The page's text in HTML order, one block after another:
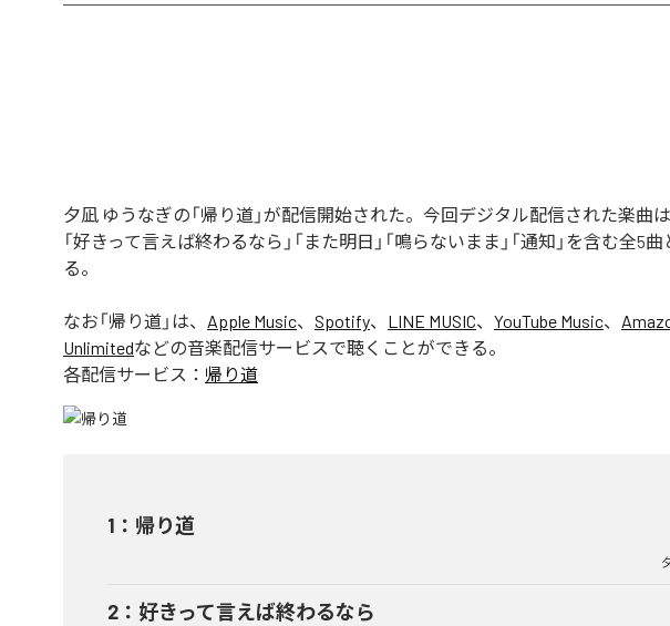
夕凪 ゆうなぎの「帰り道」が配信開始された。今回デジタル配信された楽曲は
「好きって言えば終わるなら」「また明日」「鳴らないまま」「通知」を含む全5
る。
なお「帰り道 」は、 Apple Music、 Spotify、 LINE MUSIC、 YouTube Music、
Unlimitedなどの音楽配信サービスで聴くことができる。
各配信サービス： 帰り道
1 ： 帰り道
2 ： 好きって言えば終わるなら